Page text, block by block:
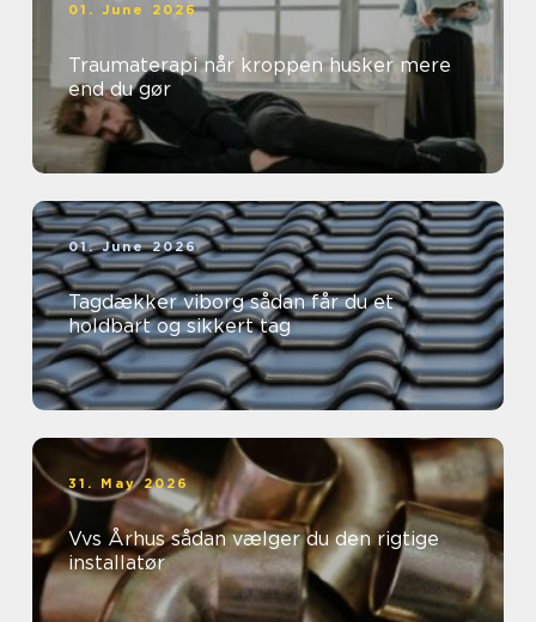
01. June 2026
Traumaterapi når kroppen husker mere
end du gør
01. June 2026
Tagdækker viborg sådan får du et
holdbart og sikkert tag
31. May 2026
Vvs Århus sådan vælger du den rigtige
installatør